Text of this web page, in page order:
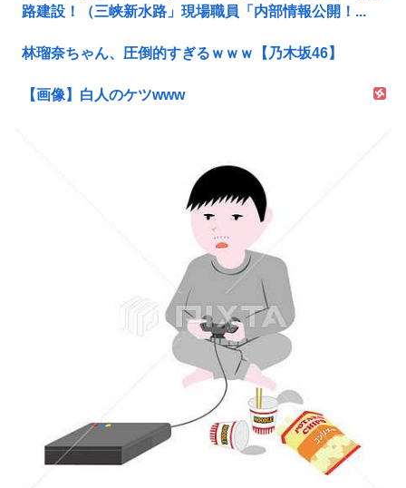
路建設！（三峡新水路」現場職員「内部情報公開！...
林瑠奈ちゃん、圧倒的すぎるｗｗｗ【乃木坂46】
【画像】白人のケツwww